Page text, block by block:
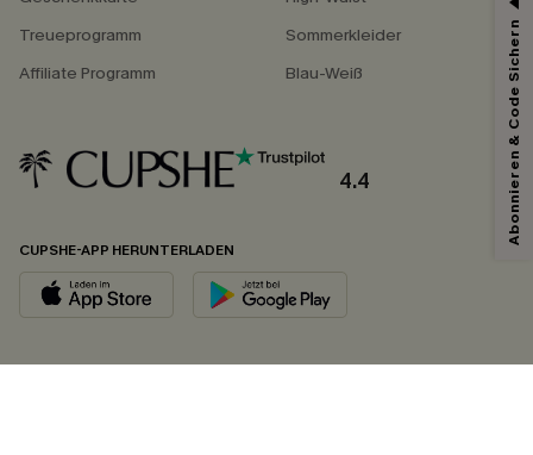
Treueprogramm
Affiliate Programm
Sommerkleider
Blau-Weiß
4.4
CUPSHE-APP HERUNTERLADEN
Abonnieren & Code Sichern